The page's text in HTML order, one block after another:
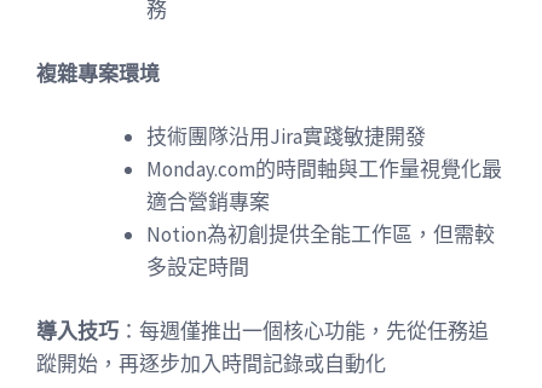
務
複雜專案環境
技術團隊沿用Jira實踐敏捷開發
Monday.com的時間軸與工作量視覺化最
適合營銷專案
Notion為初創提供全能工作區，但需較
多設定時間
導入技巧 ：每週僅推出一個核心功能，先從任務追
蹤開始，再逐步加入時間記錄或自動化